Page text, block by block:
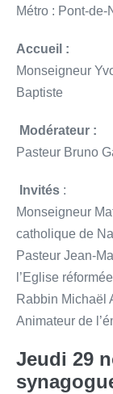
Métro : Pont-
Accueil :
Monseigneur
Baptiste
Modérateur :
Pasteur Bruno
Invités :
Monseigneur
catholique de
Pasteur Jean-
l’Eglise
Rabbin Michaël
Animateur de
Jeudi 29